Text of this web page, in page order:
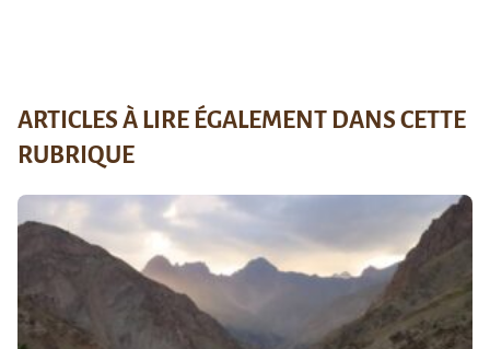
ARTICLES À LIRE ÉGALEMENT DANS CETTE
RUBRIQUE